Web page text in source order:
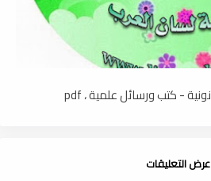
عرض التعليقات